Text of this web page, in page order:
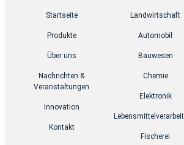
Startseite
Produkte
Über uns
Nachrichten &
Veranstaltungen
Innovation
Kontakt
Landwirtschaft
Automobil
Bauwesen
Chemie
Elektronik
Fischerei